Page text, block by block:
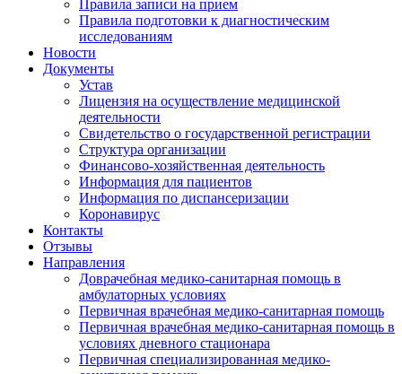
Правила записи на прием
Правила подготовки к диагностическим
исследованиям
Новости
Документы
Устав
Лицензия на осуществление медицинской
деятельности
Свидетельство о государственной регистрации
Структура организации
Финансово-хозяйственная деятельность
Информация для пациентов
Информация по диспансеризации
Коронавирус
Контакты
Отзывы
Направления
Доврачебная медико-санитарная помощь в
амбулаторных условиях
Первичная врачебная медико-санитарная помощь
Первичная врачебная медико-санитарная помощь в
условиях дневного стационара
Первичная специализированная медико-